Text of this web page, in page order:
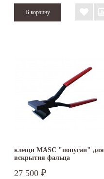
клещи MASC "попугаи" для
вскрытия фальца
27 500 ₽